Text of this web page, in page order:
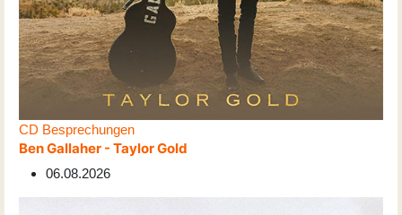
CD Besprechungen
Ben Gallaher - Taylor Gold
06.08.2026